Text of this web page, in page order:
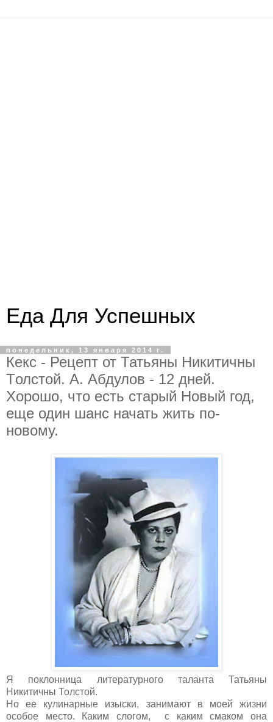
Еда Для Успешных
понедельник, 13 января 2014 г.
Кекс - Рецепт от Татьяны Никитичны
Tолстой. А. Абдулов - 12 дней.
Хорошо, что есть старый Новый год,
еще один шанс начать жить по-
новому.
Я поклонница литературного таланта Татьяны
Никитичны Толстой.
Но ее кулинарные изыски, занимают в моей жизни
особое место. Каким слогом, с каким смаком она